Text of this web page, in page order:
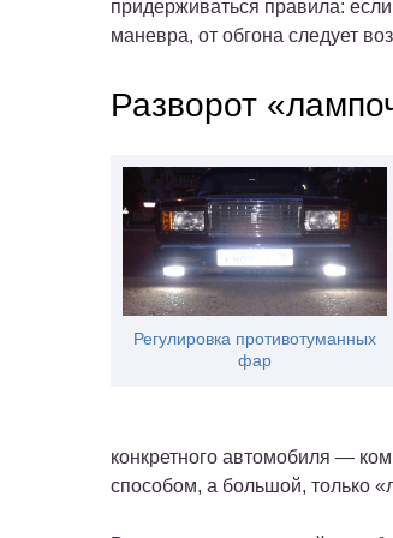
придерживаться правила:
маневра, от обгона следует
Разворот
Регулировка противотуманных
фар
конкретного автомобиля —
способом, а большой, только